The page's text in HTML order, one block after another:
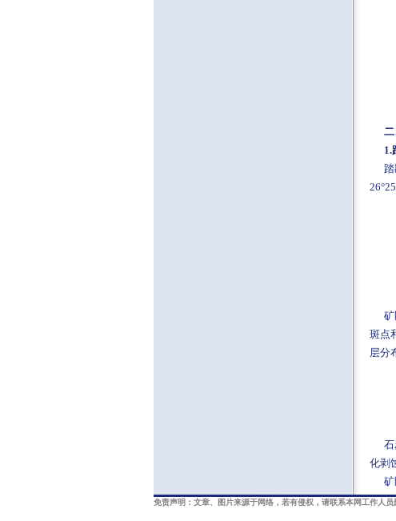
二
1.
踏
矿
斑点
层分
石
化剥
矿
免责声明：文章、图片来源于网络，若有侵权，请联系本网工作人